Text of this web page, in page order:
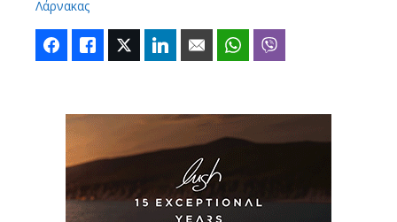
Λάρνακας
FacebookLike Twitter LinkedIn Email WhatsApp